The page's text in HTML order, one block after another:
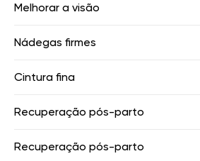
Melhorar a visão
Nádegas firmes
Cintura fina
Recuperação pós-parto
Recuperação pós-parto